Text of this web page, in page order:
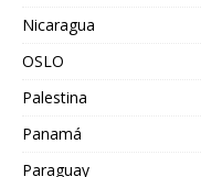
Nicaragua
OSLO
Palestina
Panamá
Paraguay